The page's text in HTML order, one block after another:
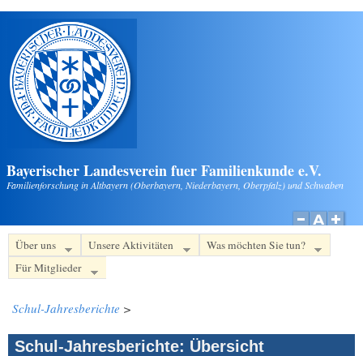
Direkt zum Inhalt
Bayerischer Landesverein fuer Familienkunde e.V.
Familienforschung in Altbayern (Oberbayern, Niederbayern, Oberpfalz) und Schwaben
Über uns Unsere Aktivitäten
Was möchten Sie tun?
Für Mitglieder
Schul-Jahresberichte >
Schul-Jahresberichte: Übersicht